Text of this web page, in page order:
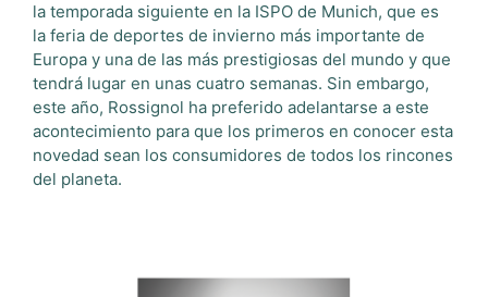
la temporada siguiente en la ISPO de Munich, que es
la feria de deportes de invierno más importante de
Europa y una de las más prestigiosas del mundo y que
tendrá lugar en unas cuatro semanas. Sin embargo,
este año, Rossignol ha preferido adelantarse a este
acontecimiento para que los primeros en conocer esta
novedad sean los consumidores de todos los rincones
del planeta.